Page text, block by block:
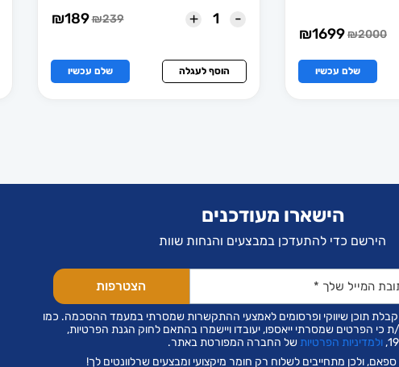
₪2000
המחיר
המקורי
₪2000.
₪1699 המחיר
הנוכחי
₪1699.
שלם עכשיו
-
+
₪239
המחיר
היה:
₪239.
₪189המחיר
הוא:
₪189.
הוסף לעגלה שלם עכשיו
הישארו מעודכנים
הירשם כדי להתעדכן במבצעים והנחות שוות
תוכן שיווקי ופרסומים לאמצעי ההתקשרות שמסרתי במעמד ההסכמה. כמו
כי הפרטים שמסרתי ייאספו, יעובדו ויישמרו בהתאם לחוק הגנת הפרטיות,
ולמדיניות הפרטיות של החברה המפורטת באתר.
ספאם, ולכן מתחייבים לשלוח רק חומר מיקצועי ומבצעים שרלוונטים לך!